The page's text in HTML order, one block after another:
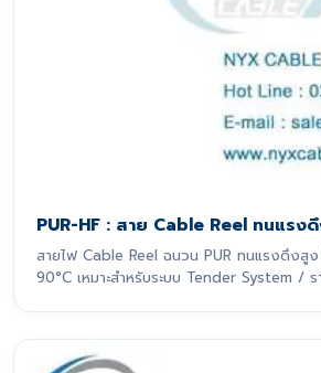
PUR-HF : สาย Cable Reel ทนแรง
สายไฟ Cable Reel ฉนวน PUR ทนแรงดึง
90°C เหมาะสำหรับระบบ Tender System / ร